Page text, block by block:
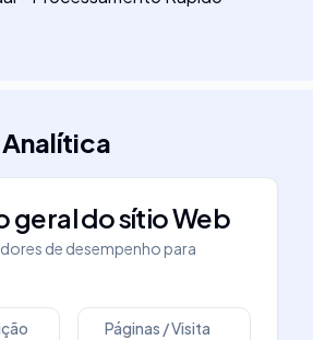
Analítica
geral do sítio Web
de desempenho para
Páginas / Visita